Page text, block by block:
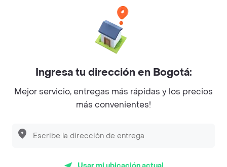
Sobre Rappi
Facebook
Twitter
Instagram
©2026Rappi Inc. All rights reserved.
Ingresa tu dirección en Bogotá:
Mejor servicio, entregas más rápidas y los precios
más convenientes!